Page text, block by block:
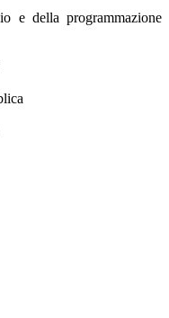
e della programmazione